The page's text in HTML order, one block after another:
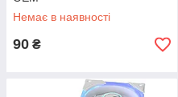
Немає в наявності
90 ₴